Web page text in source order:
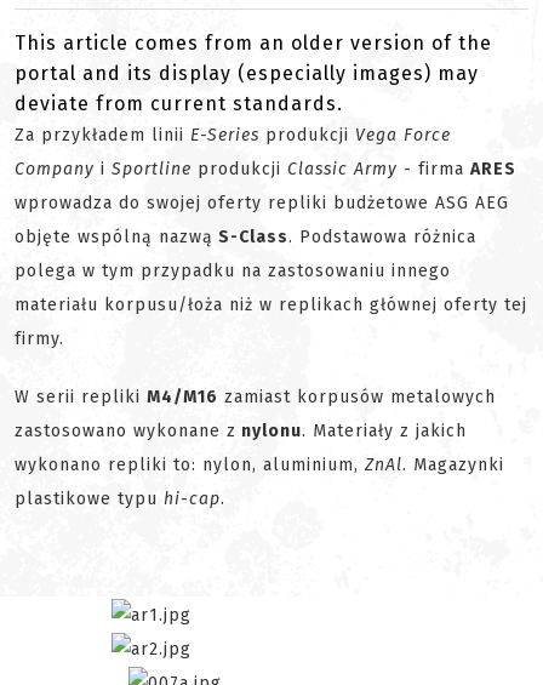
This article comes from an older version of the
portal and its display (especially images) may
deviate from current standards.
Za przykładem linii E-Series produkcji Vega Force
Company i Sportline produkcji Classic Army - firma ARES
wprowadza do swojej oferty repliki budżetowe ASG AEG
objęte wspólną nazwą S-Class. Podstawowa różnica
polega w tym przypadku na zastosowaniu innego
materiału korpusu/łoża niż w replikach głównej oferty tej
firmy.
W serii repliki M4/M16 zamiast korpusów metalowych
zastosowano wykonane z nylonu. Materiały z jakich
wykonano repliki to: nylon, aluminium, ZnAl. Magazynki
plastikowe typu hi-cap.